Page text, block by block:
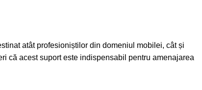
atât profesioniștilor din domeniul mobilei, cât și
că acest suport este indispensabil pentru amenajarea